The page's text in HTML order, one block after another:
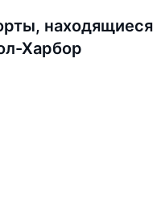
находящиеся
Харбор